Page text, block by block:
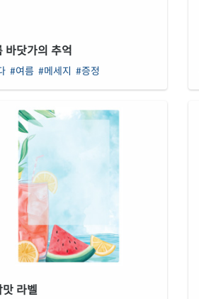
바닷가의 추억
#여름 #메세지 #증정
라벨